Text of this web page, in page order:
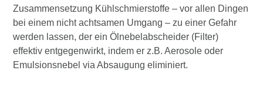
Zusammensetzung Kühlschmierstoffe – vor allen Dingen
bei einem nicht achtsamen Umgang – zu einer Gefahr
werden lassen, der ein Ölnebelabscheider (Filter)
effektiv entgegenwirkt, indem er z.B. Aerosole oder
Emulsionsnebel via Absaugung eliminiert.